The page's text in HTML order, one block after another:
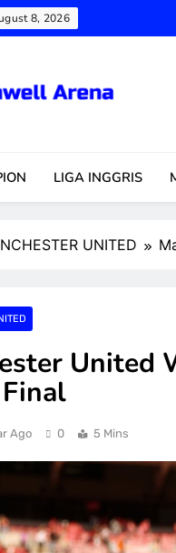
8, 2026
LIGA INGGRIS
UNITED
United
Ago 0 5 Mins